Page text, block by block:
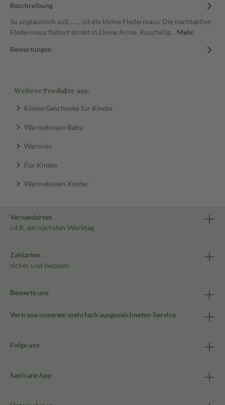
Beschreibung
So unglaublich süß ... ... ist die kleine Fledermaus. Die nachtaktive
Fledermaus flattert direkt in Deine Arme. Kuschelig… Mehr
Bewertungen
Weitere Produkte aus:
Kleine Geschenke für Kinder
Wärmekissen Baby
Warmies
Für Kinder
Wärmekissen Kinder
Versandarten
i.d.R. am nächsten Werktag
Zahlarten
sicher und bequem
Bewerte uns
Vertraue unserem mehrfach ausgezeichneten Service
Folge uns
Sanicare App